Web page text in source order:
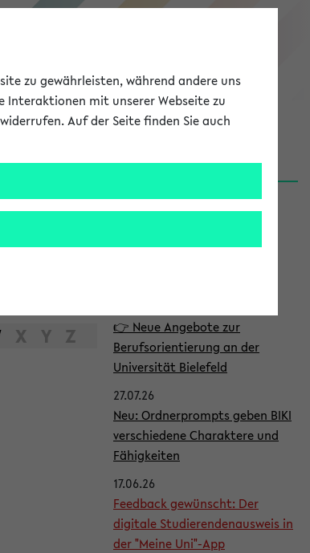
eKVV
X Y Z
S
i
News
👉 Neue Angebote zur
Berufsorientierung an der
Universität Bielefeld
27.07.26
Neu: Ordnerprompts geben BIKI
verschiedene Charaktere und
Fähigkeiten
17.06.26
Feedback gewünscht: Der
digitale Studierendenausweis in
der "Meine Uni"-App
zu gewährleisten, während andere uns
Interaktionen mit unserer Webseite zu
Auf der Seite finden Sie auch